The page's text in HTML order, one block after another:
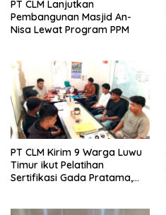
PT CLM Lanjutkan
Pembangunan Masjid An-
Nisa Lewat Program PPM
PT CLM Kirim 9 Warga Luwu
Timur ikut Pelatihan
Sertifikasi Gada Pratama,